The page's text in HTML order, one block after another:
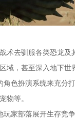
术去驯服各类恐龙及
域，甚至深入地下世
角色扮演系统来充分
物等。
家部落展开生存竞